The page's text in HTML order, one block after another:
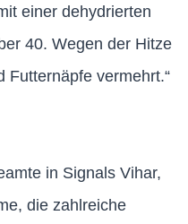
einer dehydrierten
40. Wegen der Hitze
Futternäpfe vermehrt.“
in Signals Vihar,
die zahlreiche